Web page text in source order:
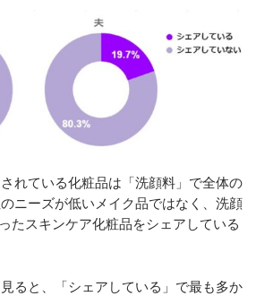
れている化粧品は「洗顔料」で全体の
ニーズが低いメイク品ではなく、洗顔
たスキンケア化粧品をシェアしている
ると、「シェアしている」で最も多か